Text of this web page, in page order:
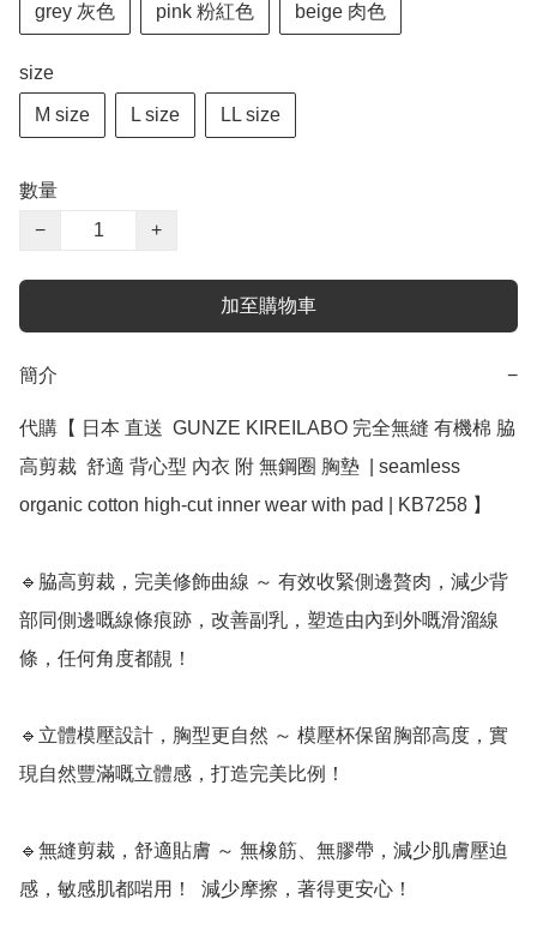
grey 灰色 pink 粉紅色 beige 肉色
size
M size L size LL size
數量
−
+
加至購物車
簡介 −
代購【 日本 直送  GUNZE KIREILABO 完全無縫 有機棉 脇
高剪裁  舒適 背心型 內衣 附 無鋼圈 胸墊  | seamless
organic cotton high-cut inner wear with pad | KB7258 】 ﻿
🔹脇高剪裁，完美修飾曲線 ～ 有效收緊側邊贅肉，減少背
部同側邊嘅線條痕跡，改善副乳，塑造由內到外嘅滑溜線
條，任何角度都靚！
🔹立體模壓設計，胸型更自然 ～ 模壓杯保留胸部高度，實
現自然豐滿嘅立體感，打造完美比例！
🔹無縫剪裁，舒適貼膚 ～ 無橡筋、無膠帶，減少肌膚壓迫
感，敏感肌都啱用！  減少摩擦，著得更安心！